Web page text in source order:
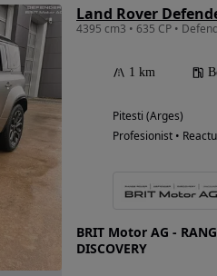
Land Rover
1 km
Pitesti (Arges)
Profesionist •
BRIT Motor AG -
DISCOVERY